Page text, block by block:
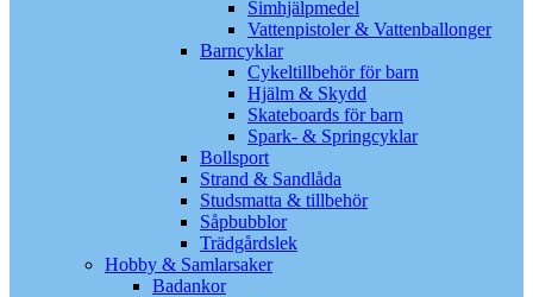
Simhjälpmedel
Vattenpistoler & Vattenballonger
Barncyklar
Cykeltillbehör för barn
Hjälm & Skydd
Skateboards för barn
Spark- & Springcyklar
Bollsport
Strand & Sandlåda
Studsmatta & tillbehör
Såpbubblor
Trädgårdslek
Hobby & Samlarsaker
Badankor